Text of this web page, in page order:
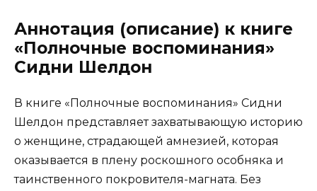
Аннотация (описание) к книге
«Полночные воспоминания»
Сидни Шелдон
В книге «Полночные воспоминания» Сидни
Шелдон представляет захватывающую историю
о женщине, страдающей амнезией, которая
оказывается в плену роскошного особняка и
таинственного покровителя-магната. Без